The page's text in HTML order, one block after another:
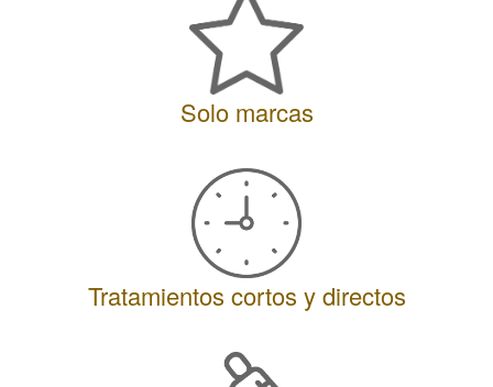
Solo marcas
Tratamientos cortos y directos